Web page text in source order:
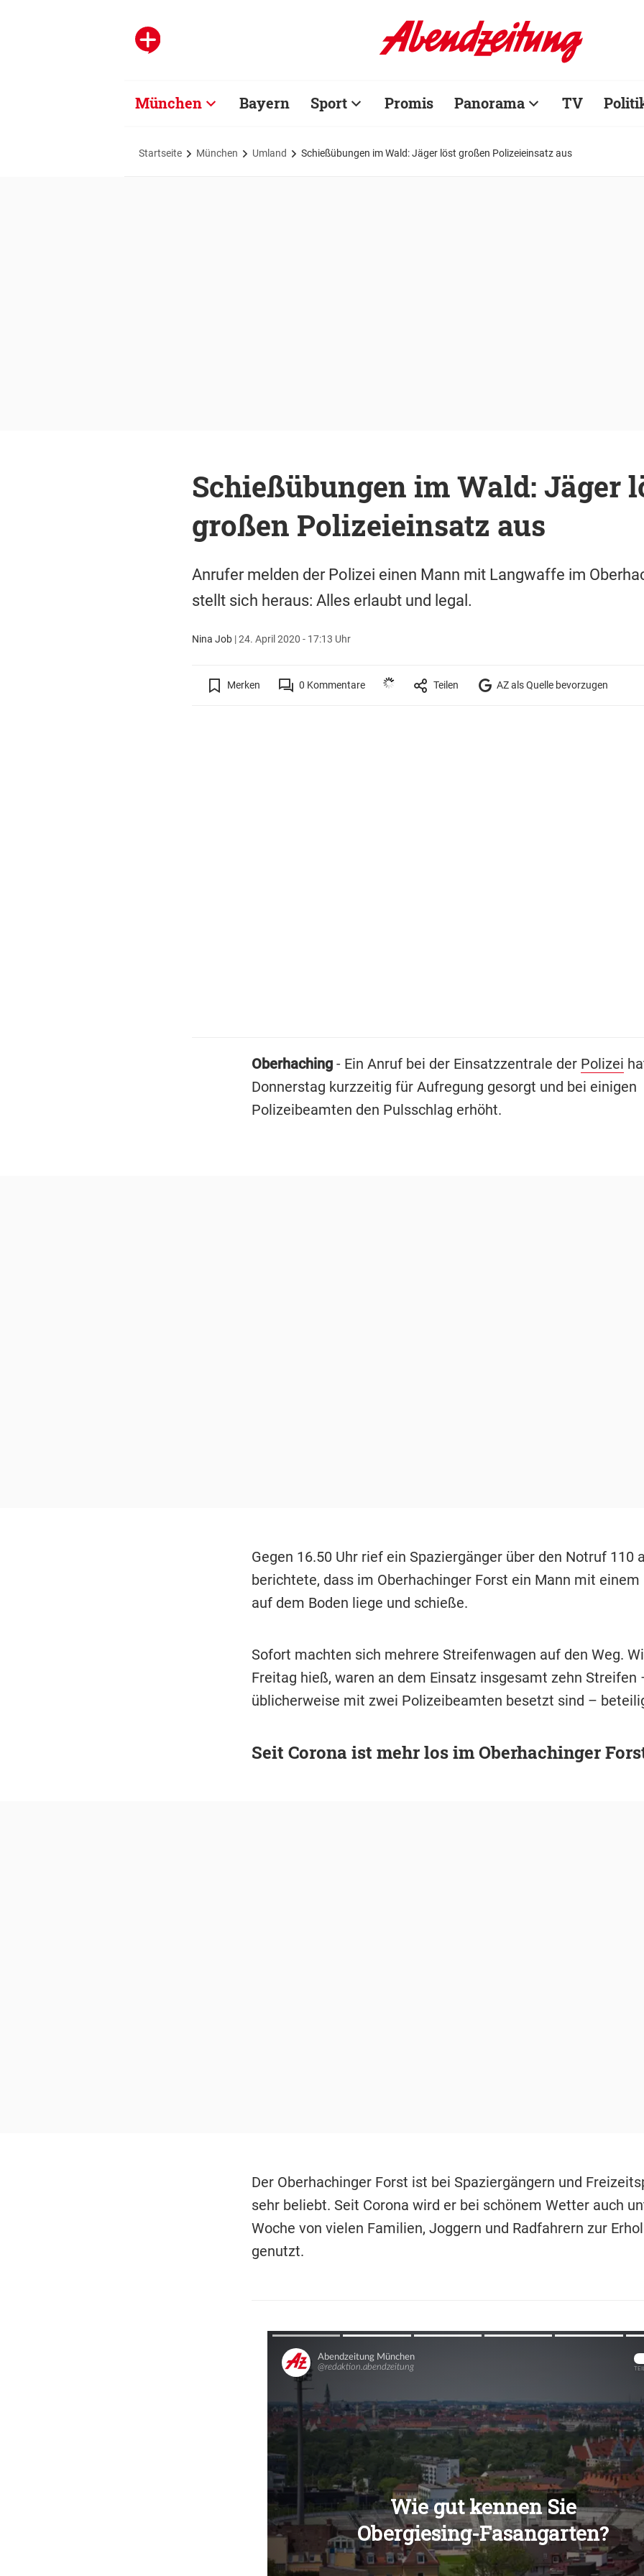
München Bayern Sport Promis Panorama TV
Startseite München Umland Schießübungen im Wald: Jäger löst großen Polizeieinsatz aus
Schießübungen im Wald: Jäger
großen Polizeieinsatz aus
Anrufer melden der Polizei einen Mann mit Langwaffe im
stellt sich heraus: Alles erlaubt und legal.
Nina Job|24. April 2020 - 17:13 Uhr
Merken 0 Kommentare Teilen AZ als Quelle bevorzugen
Oberhaching - Ein Anruf bei der Einsatzzentrale der Polizei
Donnerstag kurzzeitig für Aufregung gesorgt und bei einigen
Polizeibeamten den Pulsschlag erhöht.
Gegen 16.50 Uhr rief ein Spaziergänger über den Notruf 110
berichtete, dass im Oberhachinger Forst ein Mann mit einem
auf dem Boden liege und schieße.
Sofort machten sich mehrere Streifenwagen auf den Weg.
Freitag hieß, waren an dem Einsatz insgesamt zehn Streifen
üblicherweise mit zwei Polizeibeamten besetzt sind –
Seit Corona ist mehr los im Oberhachinger
Der Oberhachinger Forst ist bei Spaziergängern und
sehr beliebt. Seit Corona wird er bei schönem Wetter auch
Woche von vielen Familien, Joggern und Radfahrern zur
genutzt.